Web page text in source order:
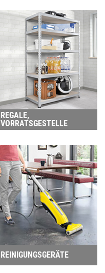
REGALE,
VORRATSGESTELLE
REINIGUNGSGERÄTE